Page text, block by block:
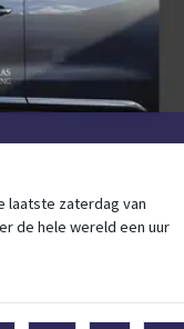
laatste zaterdag van
de hele wereld een uur